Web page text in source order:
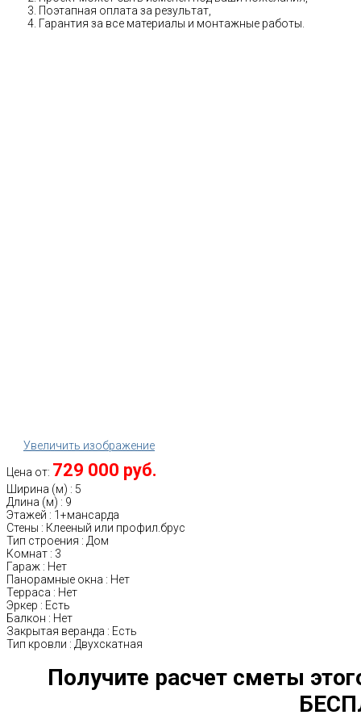
Поэтапная оплата за результат,
Гарантия за все материалы и монтажные работы.
Увеличить изображение
Цена от: 729 000 руб.
Ширина (м) : 5
Длина (м) : 9
Этажей : 1+мансарда
Стены : Клееный или профил.брус
Тип строения : Дом
Комнат : 3
Гараж : Нет
Панорамные окна : Нет
Терраса : Нет
Эркер : Есть
Балкон : Нет
Закрытая веранда : Есть
Тип кровли : Двухскатная
Получите расчет сметы